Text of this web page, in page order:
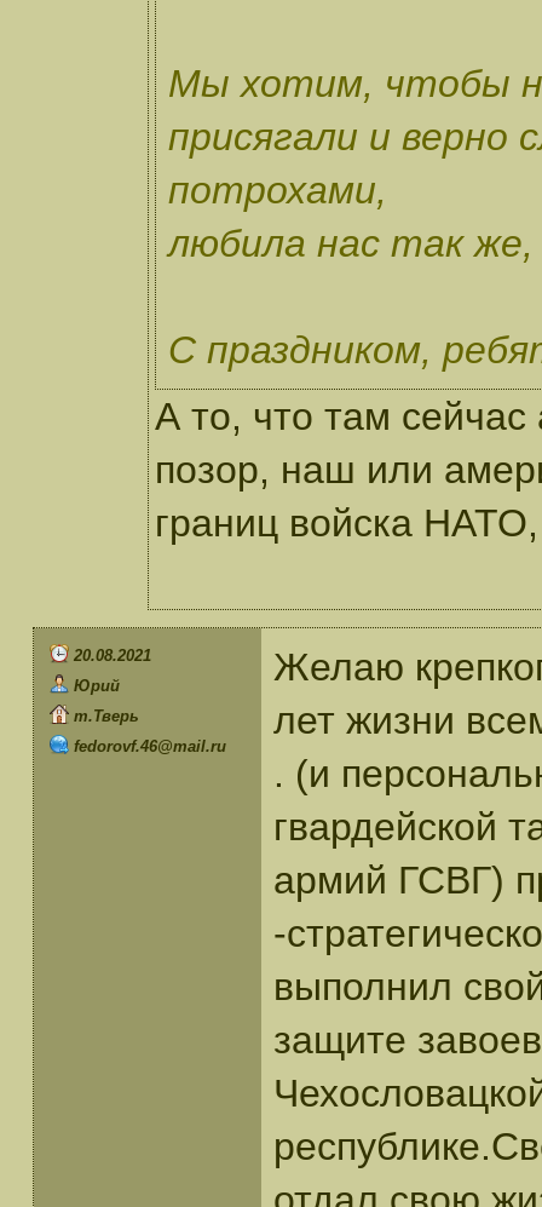
Мы хотим, чтобы
присягали и верно
потрохами,
любила нас так
С праздником,
А то, что там
позор, наш или
границ войска
20.08.2021
Юрий
т.Тверь
fedorovf.46@mail.ru
Желаю
лет жизни
. (и
гвардейской
армий ГСВГ)
-
выполнил
защите